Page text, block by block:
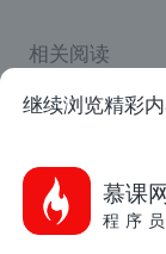
继续浏览精彩
慕课
程序
需审慎考虑
与此同时更
之前，老师
档，以确保
的，即使有
相关阅读
阿里云OSS账
人人都能生
如何在数据